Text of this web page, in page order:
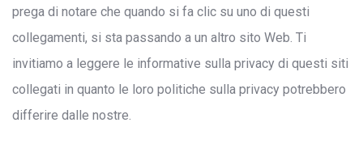
prega di notare che quando si fa clic su uno di questi
collegamenti, si sta passando a un altro sito Web. Ti
invitiamo a leggere le informative sulla privacy di questi siti
collegati in quanto le loro politiche sulla privacy potrebbero
differire dalle nostre.